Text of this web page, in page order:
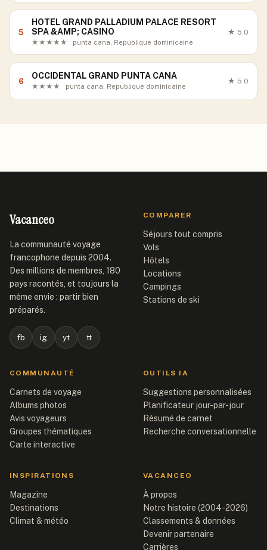
5
HOTEL GRAND PALLADIUM PALACE RESORT
SPA &AMP; CASINO
★★★★★ · punta cana, Republique dominicaine
★ 5.0
6
OCCIDENTAL GRAND PUNTA CANA
★★★★ · punta cana, Republique dominicaine
★ 5.0
Vacanceo
La communauté voyage
francophone depuis 2004.
Des millions de membres, 180
pays racontés, et toujours la
même envie : partir bien
préparés.
fb ig yt tt
COMPARER
Séjours tout compris
Vols
Hôtels
Locations
Campings
Stations de ski
COMMUNAUTÉ
Carnets de voyage
Albums photos
Avis voyageurs
Groupes thématiques
Carte interactive
OUTILS IA
Suggestions personnalisées
Planificateur jour-par-jour
Résumé de carnet
Recherche conversationnelle
INSPIRATIONS
Magazine
Destinations
Climat & météo
VACANCEO
À propos
Notre histoire (2004-2026)
Classements & données
Devenir partenaire
Carrières